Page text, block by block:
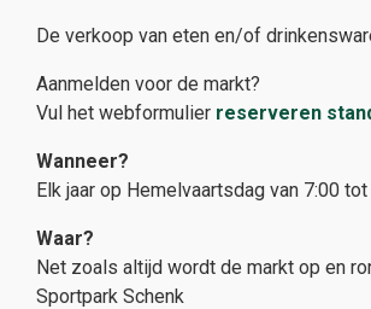
De verkoop van eten en/of
Aanmelden voor de markt?
Vul het webformulier reserveren
Wanneer?
Elk jaar op Hemelvaartsdag van 7:00 tot
Waar?
Net zoals altijd wordt de markt op en
Sportpark Schenk